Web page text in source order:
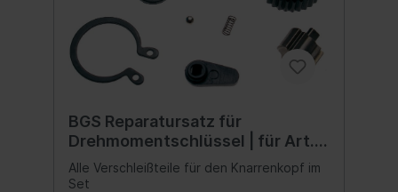
BGS Reparatursatz für
Drehmomentschlüssel | für Art.
2799
Alle Verschleißteile für den Knarrenkopf im
Set